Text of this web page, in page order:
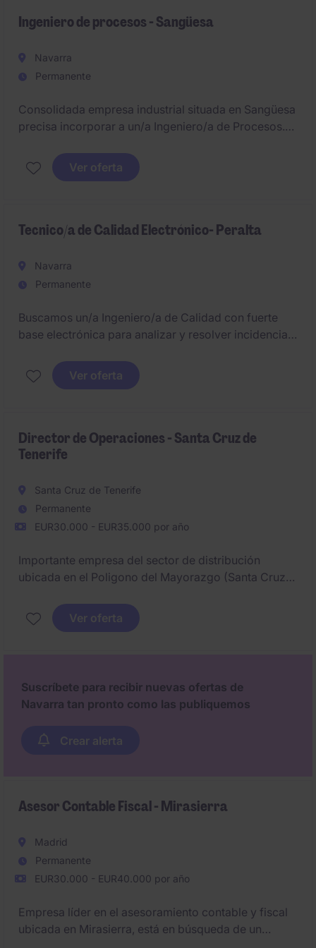
Ingeniero de procesos - Sangüesa
Navarra
Permanente
Consolidada empresa industrial situada en Sangüesa
precisa incorporar a un/a Ingeniero/a de Procesos.
desarrollar metodologías de mejora continua en
planta.
Ver oferta
Tecnico/a de Calidad Electrónico- Peralta
Navarra
Permanente
Buscamos un/a Ingeniero/a de Calidad con fuerte
base electrónica para analizar y resolver incidencias
producción. El rol tendrá un papel clave en la
validación de cambios de producto y en la mejora
Ver oferta
Director de Operaciones - Santa Cruz de
Tenerife
Santa Cruz de Tenerife
Permanente
EUR30.000 - EUR35.000 por año
Importante empresa del sector de distribución
ubicada en el Poligono del Mayorazgo (Santa Cruz
Operaciones. El candidato seleccionado, además de
dominar la contabilidad, tener experiencia real en la
#JoinMichaelPage
Ver oferta
Suscríbete para recibir nuevas ofertas de
Navarra tan pronto como las publiquemos
Crear alerta
Asesor Contable Fiscal - Mirasierra
Madrid
Permanente
EUR30.000 - EUR40.000 por año
Empresa líder en el asesoramiento contable y fiscal
ubicada en Mirasierra, está en búsqueda de un